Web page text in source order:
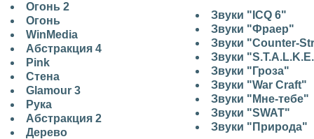
Огонь 2
Огонь
WinMedia
Абстракция 4
Pink
Стена
Glamour 3
Рука
Абстракция 2
Дерево
Звуки "ICQ 6"
Звуки "Фраер"
Звуки "Counter-
Звуки
Звуки "Гроза"
Звуки "War Craft"
Звуки "Мне-тебе"
Звуки "SWAT"
Звуки "Природа"